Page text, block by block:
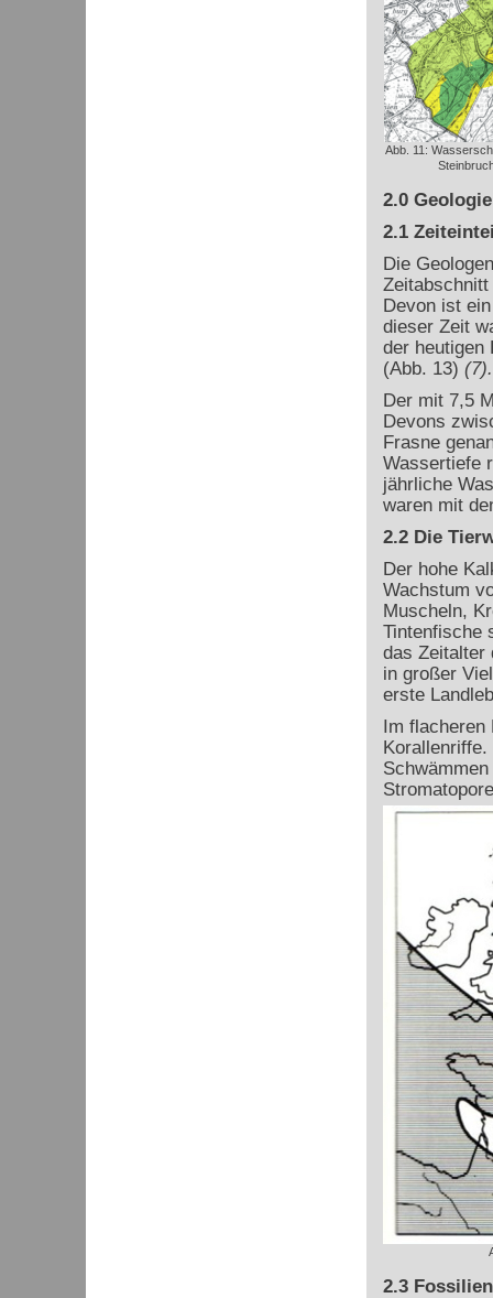
Abb. 11:
2.0 Geologie
2.1
Die
Devon ist
dieser Zeit
der heutigen
(Abb. 13) (7).
Der mit 7,5
Devons
Frasne
Wassertiefe
jährliche
waren mit
2.2 Die
Der hohe
Wachstum
Muscheln,
Tintenfische
das Zeitalter
in großer
erste
Im flacheren
Korallenriffe.
2.3 Fossilien